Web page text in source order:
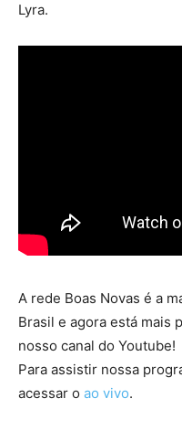
Lyra.
A rede Boas Novas é a
Brasil e agora está mais
nosso canal do Youtube!
Para assistir nossa
acessar o ao vivo.